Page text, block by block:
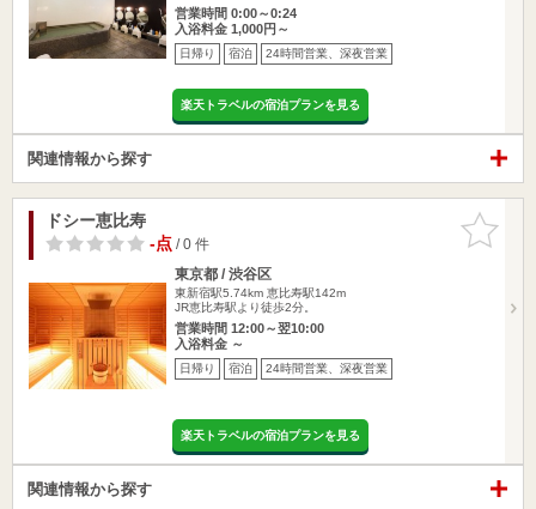
営業時間 0:00～0:24
入浴料金 1,000円～
日帰り 宿泊 24時間営業、深夜営業
楽天トラベルの宿泊プランを見る
関連情報から探す
お気に入
りに追加
ドシー恵比寿
-点/ 0 件
東京都 / 渋谷区
東新宿駅5.74km 恵比寿駅142m
JR恵比寿駅より徒歩2分。
営業時間 12:00～翌10:00
入浴料金 ～
日帰り 宿泊 24時間営業、深夜営業
楽天トラベルの宿泊プランを見る
関連情報から探す